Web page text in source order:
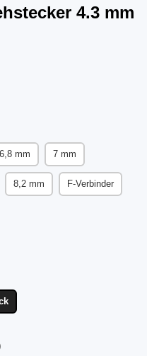
4.3 mm
6,8 mm 7 mm
8,2 mm F-Verbinder